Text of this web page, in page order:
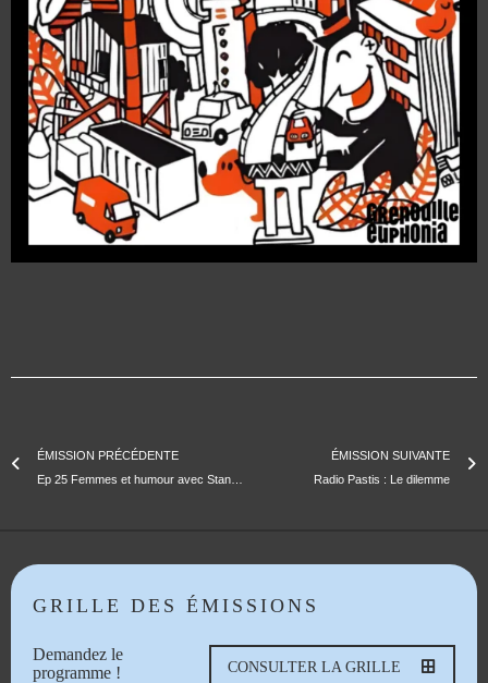
ÉMISSION PRÉCÉDENTE
ÉMISSION SUIVANTE
Radio Pastis : Le dilemme
GRILLE DES ÉMISSIONS
Demandez le
programme !
CONSULTER LA GRILLE